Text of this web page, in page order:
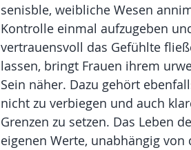
senisble, weibliche Wesen
Kontrolle einmal aufzugeben
vertrauensvoll das Gefühlte
lassen, bringt Frauen ihrem
Sein näher. Dazu gehört
nicht zu verbiegen und auch
Grenzen zu setzen. Das Leben
eigenen Werte, unabhängig